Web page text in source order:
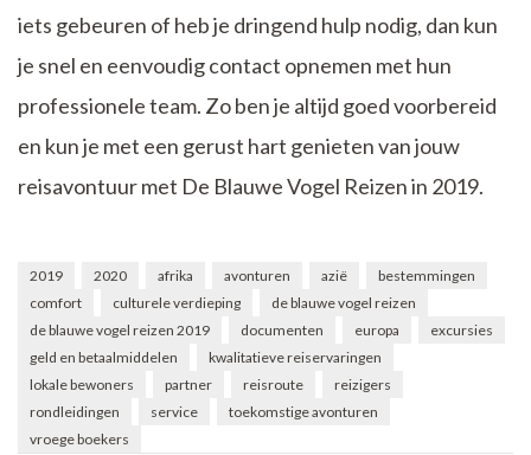
iets gebeuren of heb je dringend hulp nodig, dan kun
je snel en eenvoudig contact opnemen met hun
professionele team. Zo ben je altijd goed voorbereid
en kun je met een gerust hart genieten van jouw
reisavontuur met De Blauwe Vogel Reizen in 2019.
2019 2020 afrika avonturen azië
bestemmingen
comfort
culturele verdieping
de blauwe vogel reizen
de blauwe vogel reizen 2019
documenten europa
excursies
geld en betaalmiddelen
kwalitatieve reiservaringen
lokale bewoners
partner reisroute
reizigers
rondleidingen
service
toekomstige avonturen
vroege boekers